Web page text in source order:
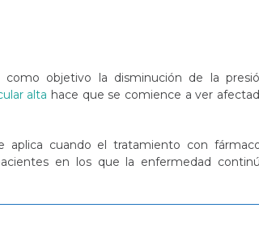
objetivo la disminución de la
alta hace que se comience a ver
aplica cuando el tratamiento con
en los que la enfermedad